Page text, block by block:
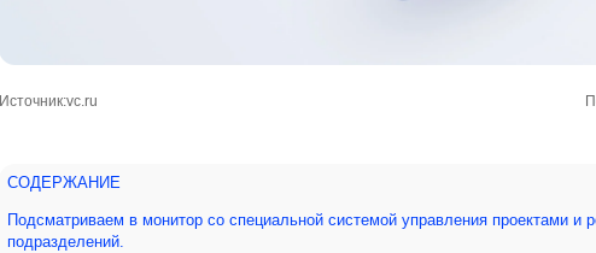
Источник:vc.ru
СОДЕРЖАНИЕ
Подсматриваем в монитор со специальной системой управления проектами и
подразделений.